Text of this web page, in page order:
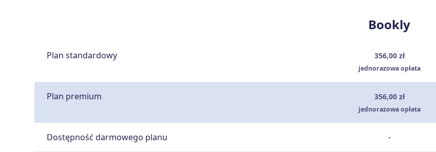
Bookly
Plan standardowy 356,00 zł
jednorazowa opłata
Plan premium 356,00 zł
jednorazowa opłata
Dostępność darmowego planu -